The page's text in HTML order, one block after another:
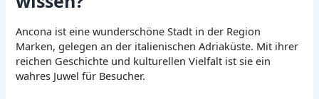
Ancona ist eine wunderschöne Stadt in der Region
Marken, gelegen an der italienischen Adriaküste. Mit ihrer
reichen Geschichte und kulturellen Vielfalt ist sie ein
wahres Juwel für Besucher.